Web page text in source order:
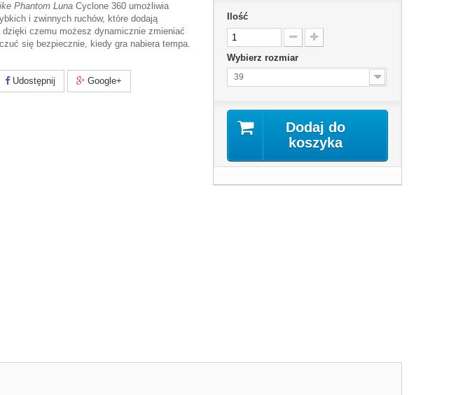
Phantom Luna Cyclone 360 umożliwia
i zwinnych ruchów, które dodają
dzięki czemu możesz dynamicznie zmieniać
się bezpiecznie, kiedy gra nabiera tempa.
Udostępnij Google+
Ilość
Wybierz rozmiar
39
Dodaj do
koszyka